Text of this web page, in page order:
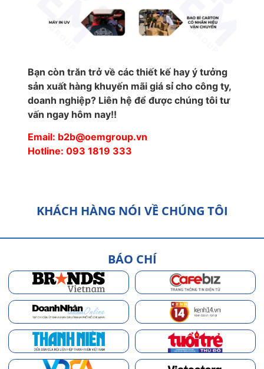
Bạn còn trăn trở về các thiết kế hay ý tưởng
sản xuất hàng khuyến mãi giá sỉ cho công ty,
doanh nghiệp? Liên hệ để được chúng tôi tư
vấn ngay hôm nay!!
Email: b2b@oemgroup.vn
Hotline: 093 1819 333
KHÁCH HÀNG NÓI VỀ CHÚNG TÔI
BÁO CHÍ